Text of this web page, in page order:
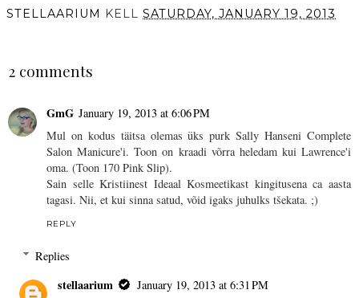
STELLAARIUM KELL SATURDAY, JANUARY 19, 2013
2 comments
GmG January 19, 2013 at 6:06 PM
Mul on kodus täitsa olemas üks purk Sally Hanseni Complete
Salon Manicure'i. Toon on kraadi võrra heledam kui Lawrence'i
oma. (Toon 170 Pink Slip).
Sain selle Kristiinest Ideaal Kosmeetikast kingitusena ca aasta
tagasi. Nii, et kui sinna satud, võid igaks juhulks tšekata. ;)
REPLY
Replies
stellaarium
January 19, 2013 at 6:31 PM